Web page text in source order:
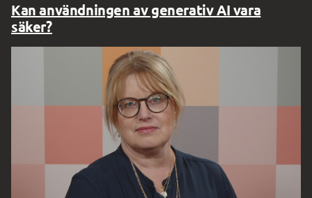
Kan användningen av generativ AI vara
säker?